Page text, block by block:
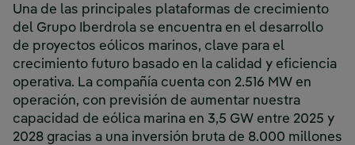
Una de las principales plataformas de crecimiento
del Grupo Iberdrola se encuentra en el desarrollo
de proyectos eólicos marinos, clave para el
crecimiento futuro basado en la calidad y eficiencia
operativa. La compañía cuenta con 2.516 MW en
operación, con previsión de aumentar nuestra
capacidad de eólica marina en 3,5 GW entre 2025 y
2028 gracias a una inversión bruta de 8.000 millones